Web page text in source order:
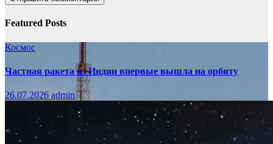
Featured Posts
Космос
Частная ракета из Индии впервые вышла на орбиту
26.07.2026 admin